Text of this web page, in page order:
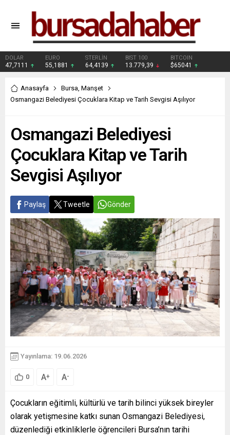
DOLAR
47,7111
EURO
55,1881
STERLİN
64,4139
BIST 100
13.779,39
BITCOIN
$65041
Anasayfa Bursa, Manşet
Osmangazi Belediyesi Çocuklara Kitap ve Tarih Sevgisi Aşılıyor
Osmangazi Belediyesi
Çocuklara Kitap ve Tarih
Sevgisi Aşılıyor
Paylaş Tweetle Gönder
Yayınlama: 19.06.2026
0 A+ A-
Çocukların eğitimli, kültürlü ve tarih bilinci yüksek bireyler
olarak yetişmesine katkı sunan Osmangazi Belediyesi,
düzenlediği etkinliklerle öğrencileri Bursa’nın tarihi